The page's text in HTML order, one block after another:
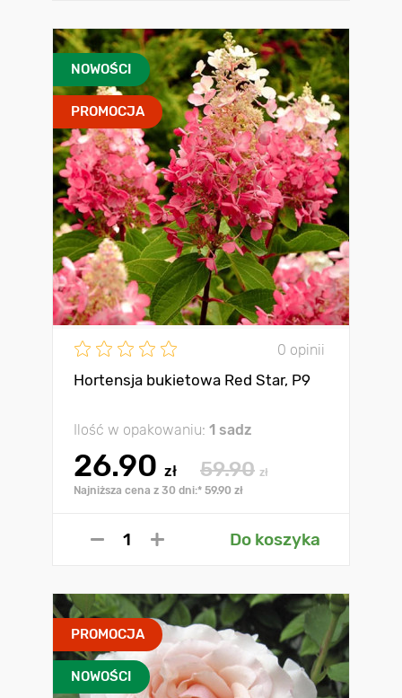
NOWOŚCI
PROMOCJA
0 opinii
Hortensja bukietowa Red Star, Р9
Ilość w opakowaniu: 1 sadz
26.90 zł 59.90 zł
Najniższa cena z 30 dni:* 59.90 zł
Do koszyka
PROMOCJA
NOWOŚCI